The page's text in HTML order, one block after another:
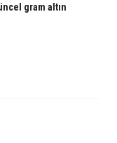
gram altın